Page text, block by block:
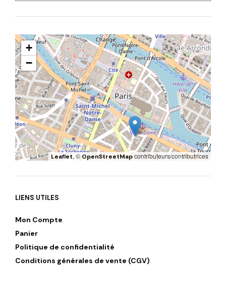
+
−
Leaflet, ©OpenStreetMapcontributeurs/contributrices
LIENS UTILES
Mon Compte
Panier
Politique de confidentialité
Conditions générales de vente (CGV)